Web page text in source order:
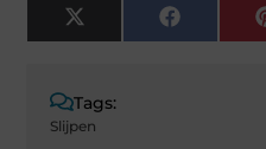
X
(Twitter)
Facebook
Tags:
Slijpen